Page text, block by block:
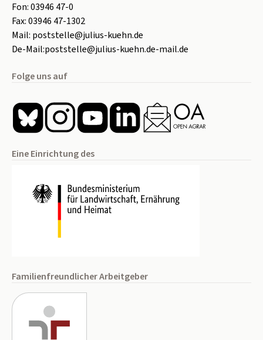
Fon:03946 47-0
Fax:03946 47-1302
Mail: poststelle@julius-kuehn.de
De-Mail:poststelle@julius-kuehn.de-mail.de
Folge uns auf
Eine Einrichtung des
Familienfreundlicher Arbeitgeber